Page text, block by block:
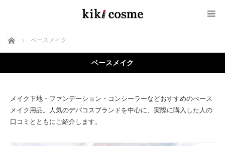
ホーム ベースメイク
ベースメイク
メイク下地・ファンデーション・コンシーラーなどおすすめのべース
メイク用品。人気のデパコスブランドを中心に、実際に購入した人の
口コミとともにご紹介します。